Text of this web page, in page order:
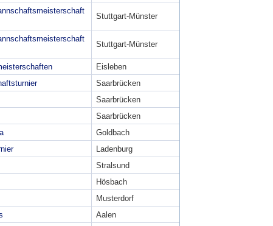
Stuttgart-Münster
Stuttgart-Münster
Eisleben
Saarbrücken
Saarbrücken
Saarbrücken
Goldbach
Ladenburg
Stralsund
Hösbach
Musterdorf
Aalen